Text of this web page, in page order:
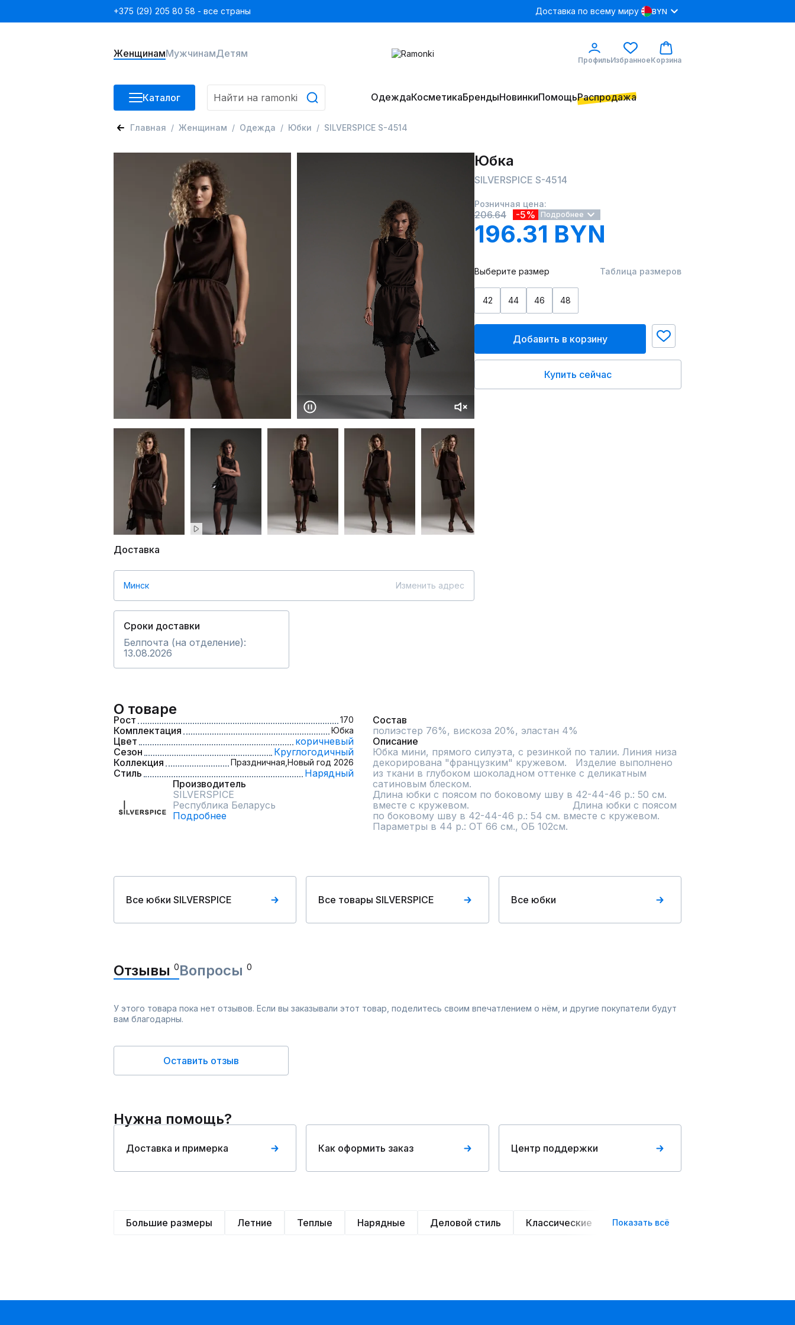
+375 (29) 205 80 58 - все страны Доставка по всему миру BYN
ЖенщинамМужчинамДетям
ПрофильИзбранноеКорзина
Каталог ОдеждаКосметикаБрендыНовинкиПомощьРаспродажа
Главная Женщинам Одежда Юбки SILVERSPICE S-4514
Доставка
Минск Изменить адрес
Сроки доставки
Белпочта (на отделение):
13.08.2026
Юбка
SILVERSPICE S-4514
Розничная цена:
206.64 -5% Подробнее
196.31 BYN
Выберите размер Таблица размеров
42 44 46 48
Добавить в корзину
Купить сейчас
О товаре
Рост 170
Комплектация Юбка
Цвет
коричневый
Сезон
Круглогодичный
Коллекция
Праздничная, Новый год 2026
Стиль
Нарядный
Производитель
SILVERSPICE
Республика Беларусь
Подробнее
Состав
Описание
Юбка мини, прямого силуэта, с резинкой по талии. Линия низа
декорирована "французким" кружевом.   Изделие выполнено
из ткани в глубоком шоколадном оттенке с деликатным
сатиновым блеском.
Длина юбки с поясом по боковому шву в 42-44-46 р.: 50 см.
вместе с кружевом.                                   Длина юбки с поясом
по боковому шву в 42-44-46 р.: 54 см. вместе с кружевом.
Параметры в 44 р.: ОТ 66 см., ОБ 102см.
Все юбки SILVERSPICE Все товары SILVERSPICE Все юбки
Отзывы 0Вопросы 0
У этого товара пока нет отзывов. Если вы заказывали этот товар, поделитесь своим впечатлением о нём, и другие покупатели будут
вам благодарны.
Оставить отзыв
Нужна помощь?
Доставка и примерка Как оформить заказ Центр поддержки
Большие размеры Летние Теплые Нарядные Деловой стиль Классические Пышные
Показать всё